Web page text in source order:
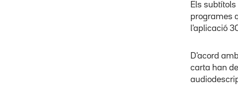
Els
programes
l'aplicació
D'acord
carta han